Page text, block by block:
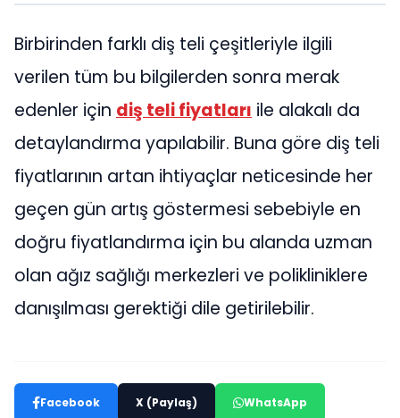
Birbirinden farklı diş teli çeşitleriyle ilgili
verilen tüm bu bilgilerden sonra merak
edenler için diş teli fiyatları ile alakalı da
detaylandırma yapılabilir. Buna göre diş teli
fiyatlarının artan ihtiyaçlar neticesinde her
geçen gün artış göstermesi sebebiyle en
doğru fiyatlandırma için bu alanda uzman
olan ağız sağlığı merkezleri ve polikliniklere
danışılması gerektiği dile getirilebilir.
Facebook X (Paylaş) WhatsApp